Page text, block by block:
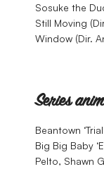
Sosuke the
Still Moving
Window (Dir.
Series
Beantown
Big Big Baby
Pelto, Shawn